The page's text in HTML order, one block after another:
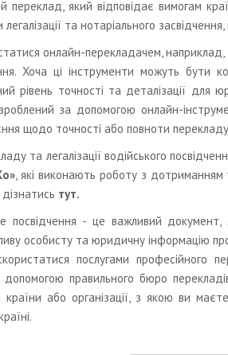
який відповідає вимогам
легалізації та нотаріального
онлайн-перекладачем,
Хоча ці інструменти можуть бути
рівень точності та деталізації для
за допомогою онлайн-
щодо точності або повноти
та легалізації водійського
, які виконають роботу з дотриманням
тут.
посвідчення - це важливий
особисту та юридичну інформацію
послугами
правильного бюро
країни або організації, з якою ви